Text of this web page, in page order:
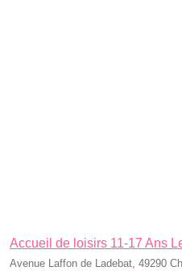
Accueil de loisirs 11-17 Ans
Avenue Laffon de Ladebat, 49290